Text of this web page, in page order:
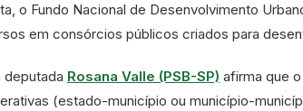
o Fundo Nacional de Desenvolvimento
em consórcios públicos criados para
deputada Rosana Valle (PSB-SP) afirma que
(estado-município ou município-